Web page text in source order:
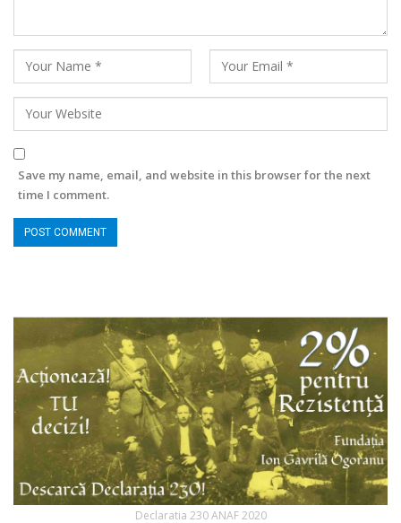
Save my name, email, and website in this browser for the next
time I comment.
Declaratia 230 ANAF 2020